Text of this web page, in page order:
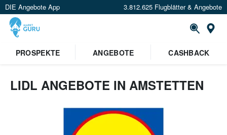
DIE Angebote App 3.812.625 Flugblätter & Angebote
PROSPEKTE
ANGEBOTE CASHBACK
LIDL ANGEBOTE IN AMSTETTEN